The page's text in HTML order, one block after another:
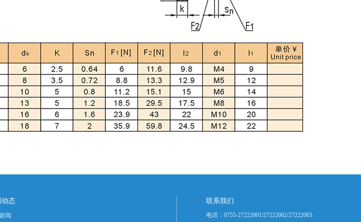
动态
闻
联系我们
电话：0755-27222001/27222002/27222003